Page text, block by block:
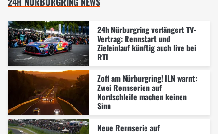
24h Nürburgring verlängert TV-
Vertrag: Rennstart und
Zieleinlauf künftig auch live bei
RTL
Zoff am Nürburgring! ILN warnt:
Zwei Rennserien auf
Nordschleife machen keinen
Sinn
Neue Rennserie auf